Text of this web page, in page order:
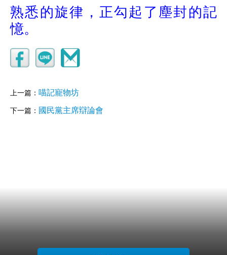
熟悉的旋律，正勾起了塵封的記
憶。
上一篇： 喵記寵物坊
下一篇： 國民黨主席辯論會